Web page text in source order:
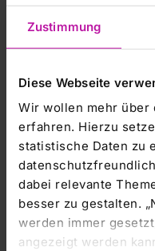
Zustimmung
Diese Webseite
Wir wollen mehr über
erfahren. Hierzu
statistische Daten zu
dabei relevante
besser zu gestalten.
werden immer
angezeigt werden
-----------------------
dpa-AFX Broker - die
-----------------------